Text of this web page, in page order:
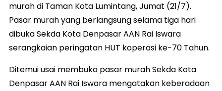
murah di Taman Kota Lumintang, Jumat (21/7).
Pasar murah yang berlangsung selama tiga hari
dibuka Sekda Kota Denpasar AAN Rai Iswara
serangkaian peringatan HUT koperasi ke-70 Tahun.
Ditemui usai membuka pasar murah Sekda Kota
Denpasar AAN Rai Iswara mengatakan keberadaan